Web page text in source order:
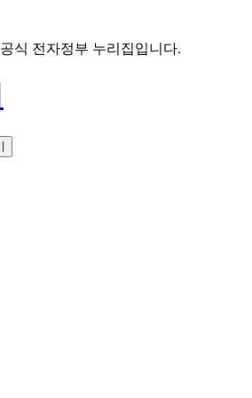
식 전자정부 누리집입니다.